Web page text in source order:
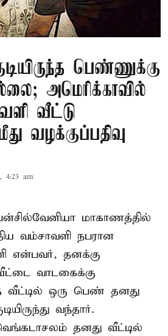
பெண்ணுக்கு
அமெரிக்காவில்
வீட்டு
வழக்குப்பதிவு
4:23 am
மாகாணத்தில்
வம்சாவளி நபரான
என்பவர், தனக்கு
வாடகைக்கு
வீட்டில் ஒரு பெண் தனது
வந்தார்.
தனது வீட்டில்